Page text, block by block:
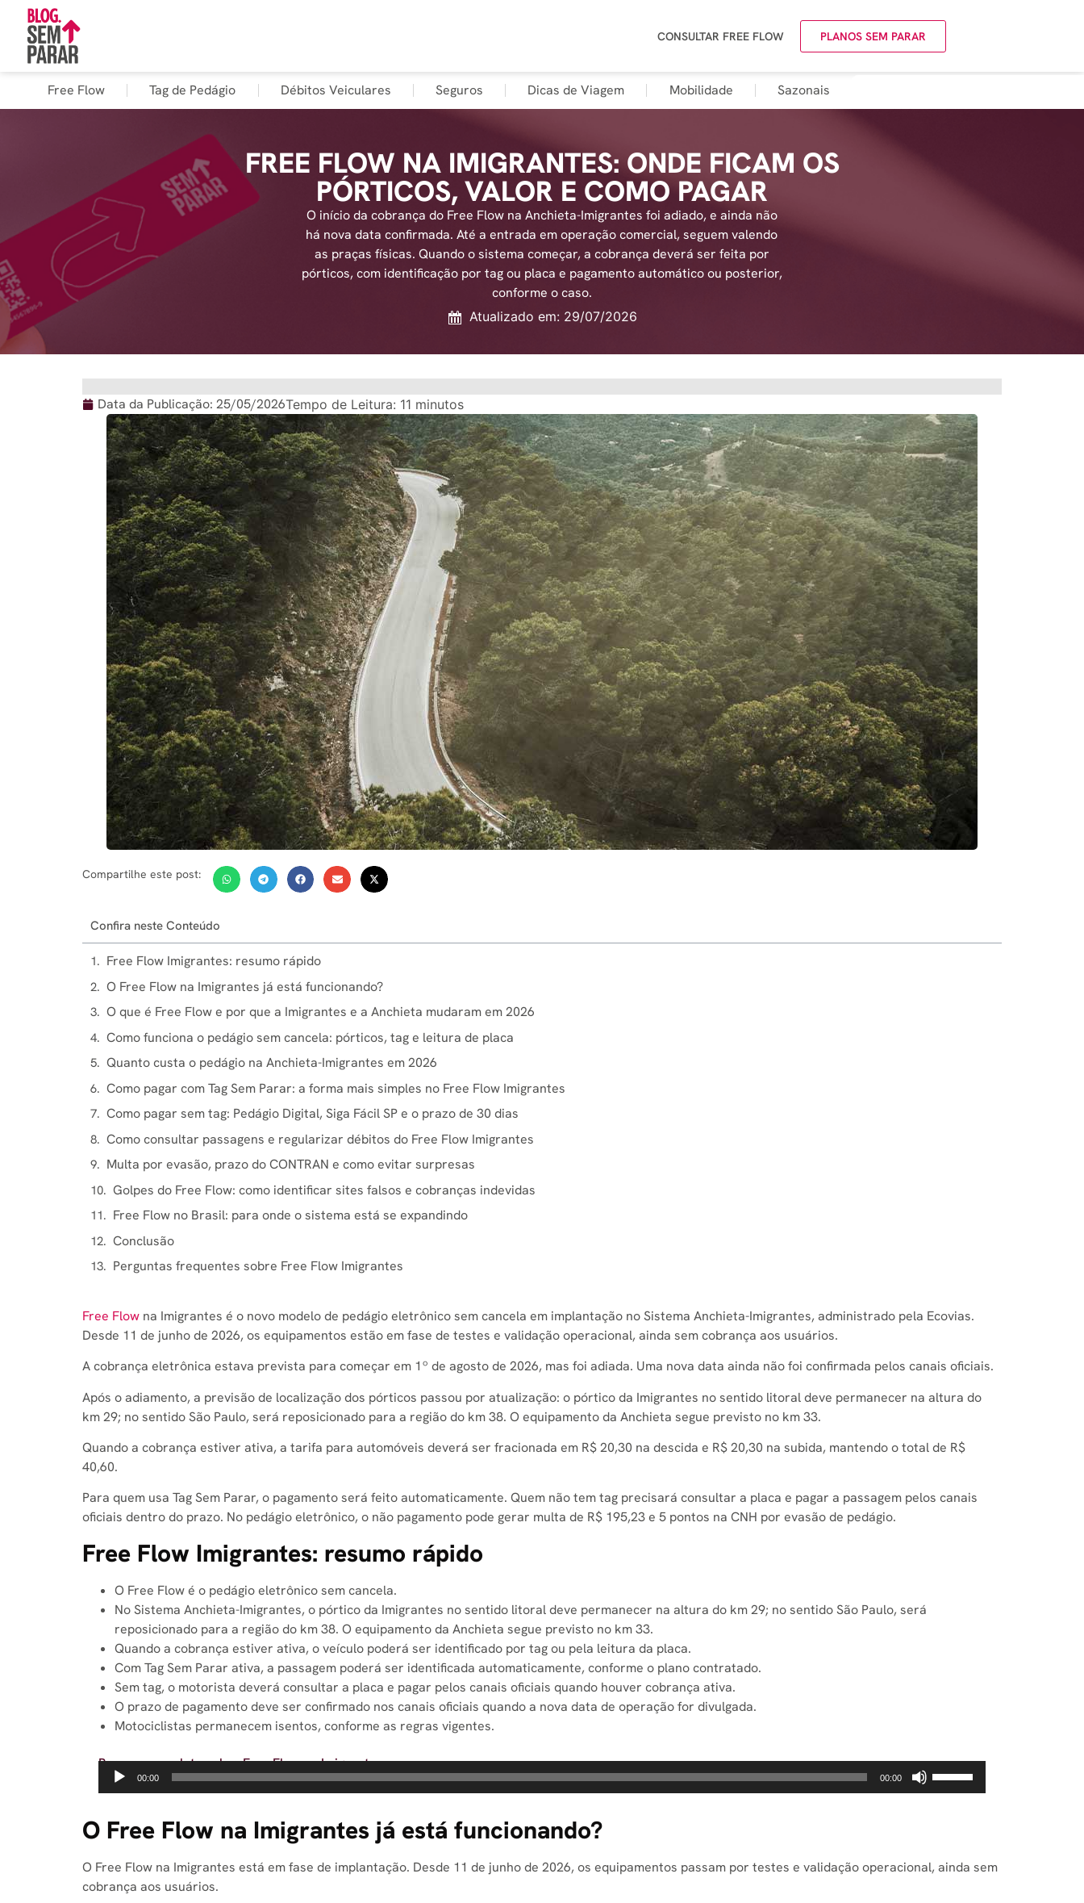
CONSULTAR FREE FLOW PLANOS SEM PARAR
Free Flow Tag de Pedágio Débitos Veiculares Seguros Dicas de Viagem Mobilidade Sazonais
FREE FLOW NA IMIGRANTES: ONDE FICAM OS
PÓRTICOS, VALOR E COMO PAGAR
O início da cobrança do Free Flow na Anchieta-Imigrantes foi adiado, e ainda não
há nova data confirmada. Até a entrada em operação comercial, seguem valendo
as praças físicas. Quando o sistema começar, a cobrança deverá ser feita por
pórticos, com identificação por tag ou placa e pagamento automático ou posterior,
conforme o caso.
Atualizado em: 29/07/2026
Data da Publicação: 25/05/2026Tempo de Leitura: 11 minutos
Compartilhe este post:
Confira neste Conteúdo
Free Flow Imigrantes: resumo rápido
O Free Flow na Imigrantes já está funcionando?
O que é Free Flow e por que a Imigrantes e a Anchieta mudaram em 2026
Como funciona o pedágio sem cancela: pórticos, tag e leitura de placa
Quanto custa o pedágio na Anchieta-Imigrantes em 2026
Como pagar com Tag Sem Parar: a forma mais simples no Free Flow Imigrantes
Como pagar sem tag: Pedágio Digital, Siga Fácil SP e o prazo de 30 dias
Como consultar passagens e regularizar débitos do Free Flow Imigrantes
Multa por evasão, prazo do CONTRAN e como evitar surpresas
Golpes do Free Flow: como identificar sites falsos e cobranças indevidas
Free Flow no Brasil: para onde o sistema está se expandindo
Conclusão
Perguntas frequentes sobre Free Flow Imigrantes
Free Flow na Imigrantes é o novo modelo de pedágio eletrônico sem cancela em implantação no Sistema Anchieta-Imigrantes, administrado pela Ecovias.
Desde 11 de junho de 2026, os equipamentos estão em fase de testes e validação operacional, ainda sem cobrança aos usuários.
A cobrança eletrônica estava prevista para começar em 1º de agosto de 2026, mas foi adiada. Uma nova data ainda não foi confirmada pelos canais oficiais.
Após o adiamento, a previsão de localização dos pórticos passou por atualização: o pórtico da Imigrantes no sentido litoral deve permanecer na altura do
km 29; no sentido São Paulo, será reposicionado para a região do km 38. O equipamento da Anchieta segue previsto no km 33.
Quando a cobrança estiver ativa, a tarifa para automóveis deverá ser fracionada em R$ 20,30 na descida e R$ 20,30 na subida, mantendo o total de R$
40,60.
Para quem usa Tag Sem Parar, o pagamento será feito automaticamente. Quem não tem tag precisará consultar a placa e pagar a passagem pelos canais
oficiais dentro do prazo. No pedágio eletrônico, o não pagamento pode gerar multa de R$ 195,23 e 5 pontos na CNH por evasão de pedágio.
Free Flow Imigrantes: resumo rápido
O Free Flow é o pedágio eletrônico sem cancela.
No Sistema Anchieta-Imigrantes, o pórtico da Imigrantes no sentido litoral deve permanecer na altura do km 29; no sentido São Paulo, será
reposicionado para a região do km 38. O equipamento da Anchieta segue previsto no km 33.
Quando a cobrança estiver ativa, o veículo poderá ser identificado por tag ou pela leitura da placa.
Com Tag Sem Parar ativa, a passagem poderá ser identificada automaticamente, conforme o plano contratado.
Sem tag, o motorista deverá consultar a placa e pagar pelos canais oficiais quando houver cobrança ativa.
O prazo de pagamento deve ser confirmado nos canais oficiais quando a nova data de operação for divulgada.
Motociclistas permanecem isentos, conforme as regras vigentes.
Resumo completo sobre Free Flow na Imigrantes
Tocador
de
00:00 00:00
ou
O Free Flow na Imigrantes já está funcionando?
O Free Flow na Imigrantes está em fase de implantação. Desde 11 de junho de 2026, os equipamentos passam por testes e validação operacional, ainda sem
cobrança aos usuários.